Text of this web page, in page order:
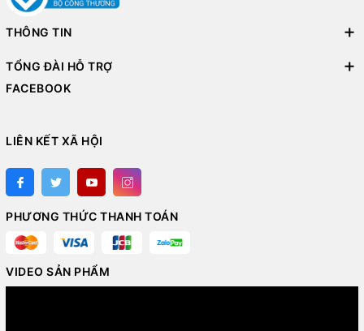
THÔNG TIN
TỔNG ĐÀI HỖ TRỢ
FACEBOOK
LIÊN KẾT XÃ HỘI
PHƯƠNG THỨC THANH TOÁN
VIDEO SẢN PHẨM